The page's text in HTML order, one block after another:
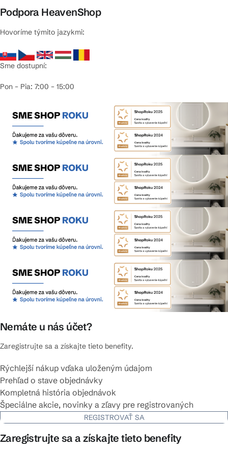
Podpora HeavenShop
Hovoríme týmito jazykmi:
Sme dostupní:
Pon – Pia: 7:00 – 15:00
Nemáte u nás účet?
Zaregistrujte sa a získajte tieto benefity.
Rýchlejší nákup vďaka uloženým údajom
Prehľad o stave objednávky
Kompletná história objednávok
Špeciálne akcie, novinky a zľavy pre registrovaných
REGISTROVAŤ SA
Zaregistrujte sa a získajte tieto benefity